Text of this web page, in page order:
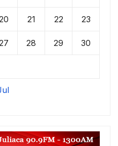
21 22 23
28 29 30